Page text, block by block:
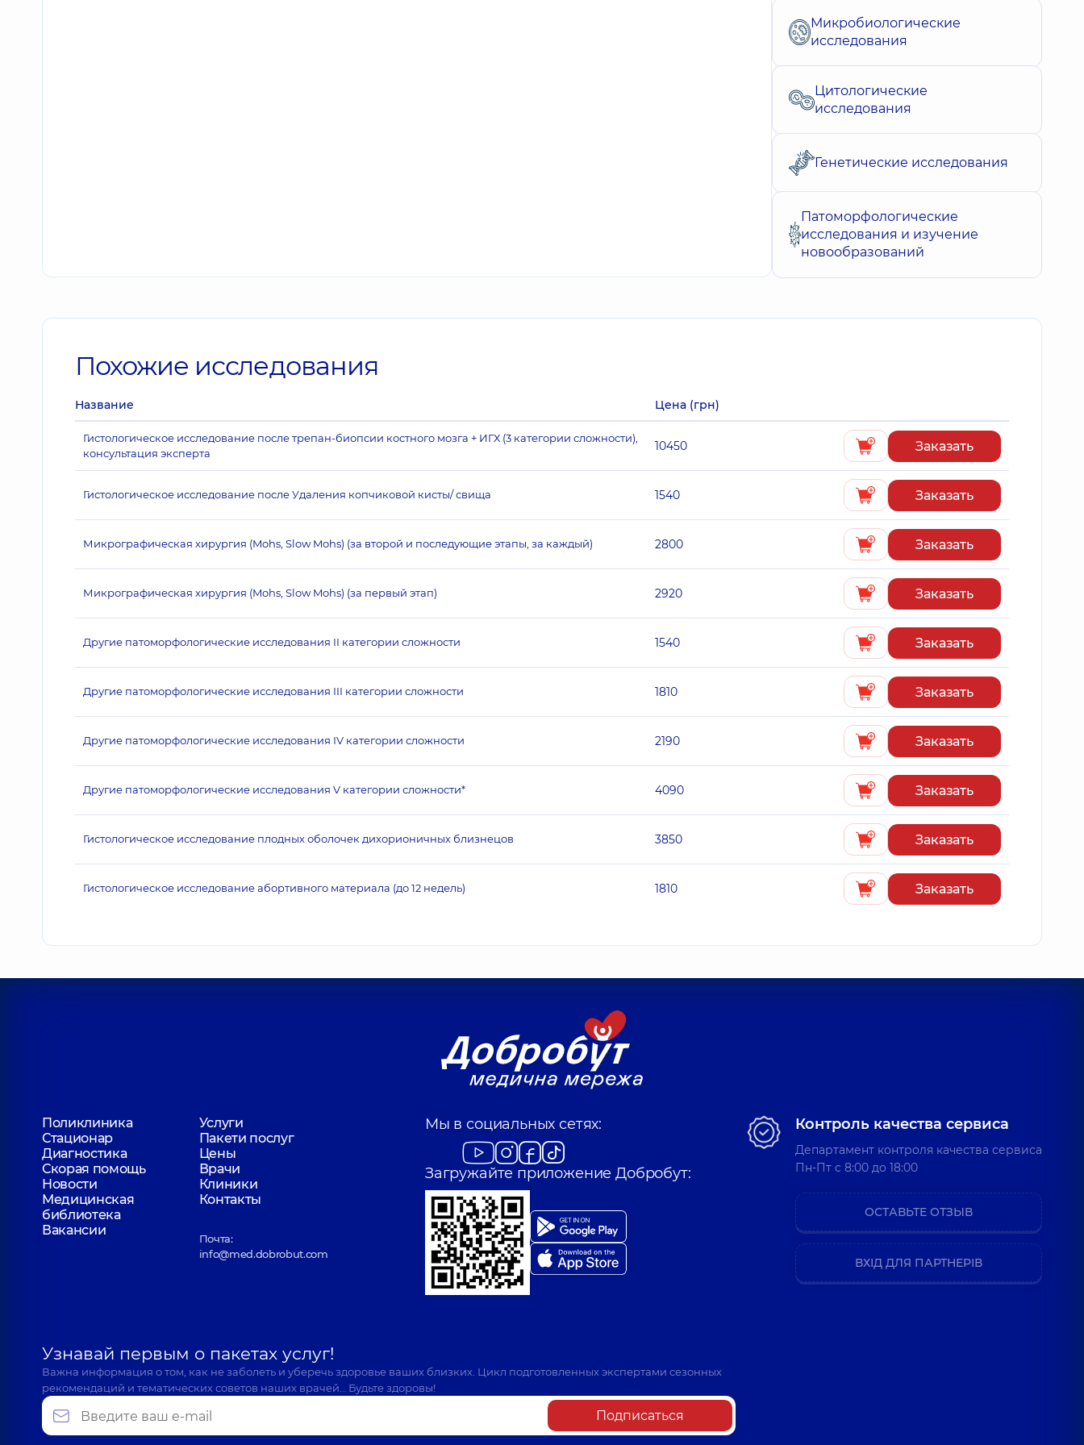
Микробиологические
исследования
Цитологические
исследования
Генетические исследования
Патоморфологические
исследования и изучение
новообразований
Похожие исследования
Название Цена (грн)
Гистологическое исследование после трепан-биопсии костного мозга + ИГХ (3 категории сложности),
консультация эксперта
10450 Заказать
Гистологическое исследование после Удаления копчиковой кисты/ свища 1540 Заказать
Микрографическая хирургия (Mohs, Slow Mohs) (за второй и последующие этапы, за каждый) 2800 Заказать
Микрографическая хирургия (Mohs, Slow Mohs) (за первый этап) 2920 Заказать
Другие патоморфологические исследования II категории сложности 1540 Заказать
Другие патоморфологические исследования III категории сложности 1810 Заказать
Другие патоморфологические исследования IV категории сложности 2190 Заказать
Другие патоморфологические исследования V категории сложности* 4090 Заказать
Гистологическое исследование плодных оболочек дихорионичных близнецов 3850 Заказать
Гистологическое исследование абортивного материала (до 12 недель) 1810 Заказать
Поликлиника
Услуги
Стационар
Пакети послуг
Диагностика
Цены
Скорая помощь
Врачи
Новости
Клиники
Медицинская
библиотека
Контакты
Вакансии
Почта:
info@med.dobrobut.com
Мы в социальных сетях:
Загружайте приложение Добробут:
Узнавай первым о пакетах услуг!
Важна информация о том, как не заболеть и уберечь здоровье ваших близких. Цикл подготовленных экспертами сезонных
рекомендаций и тематических советов наших врачей… Будьте здоровы!
Подписаться
Контроль качества сервиса
Департамент контроля качества сервиса
Пн-Пт c 8:00 до 18:00
ОСТАВЬТЕ ОТЗЫВ
ВХІД ДЛЯ ПАРТНЕРІВ